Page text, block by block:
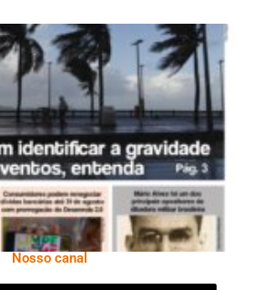
366 01 A 07 De Agosto De
2026
Nosso canal